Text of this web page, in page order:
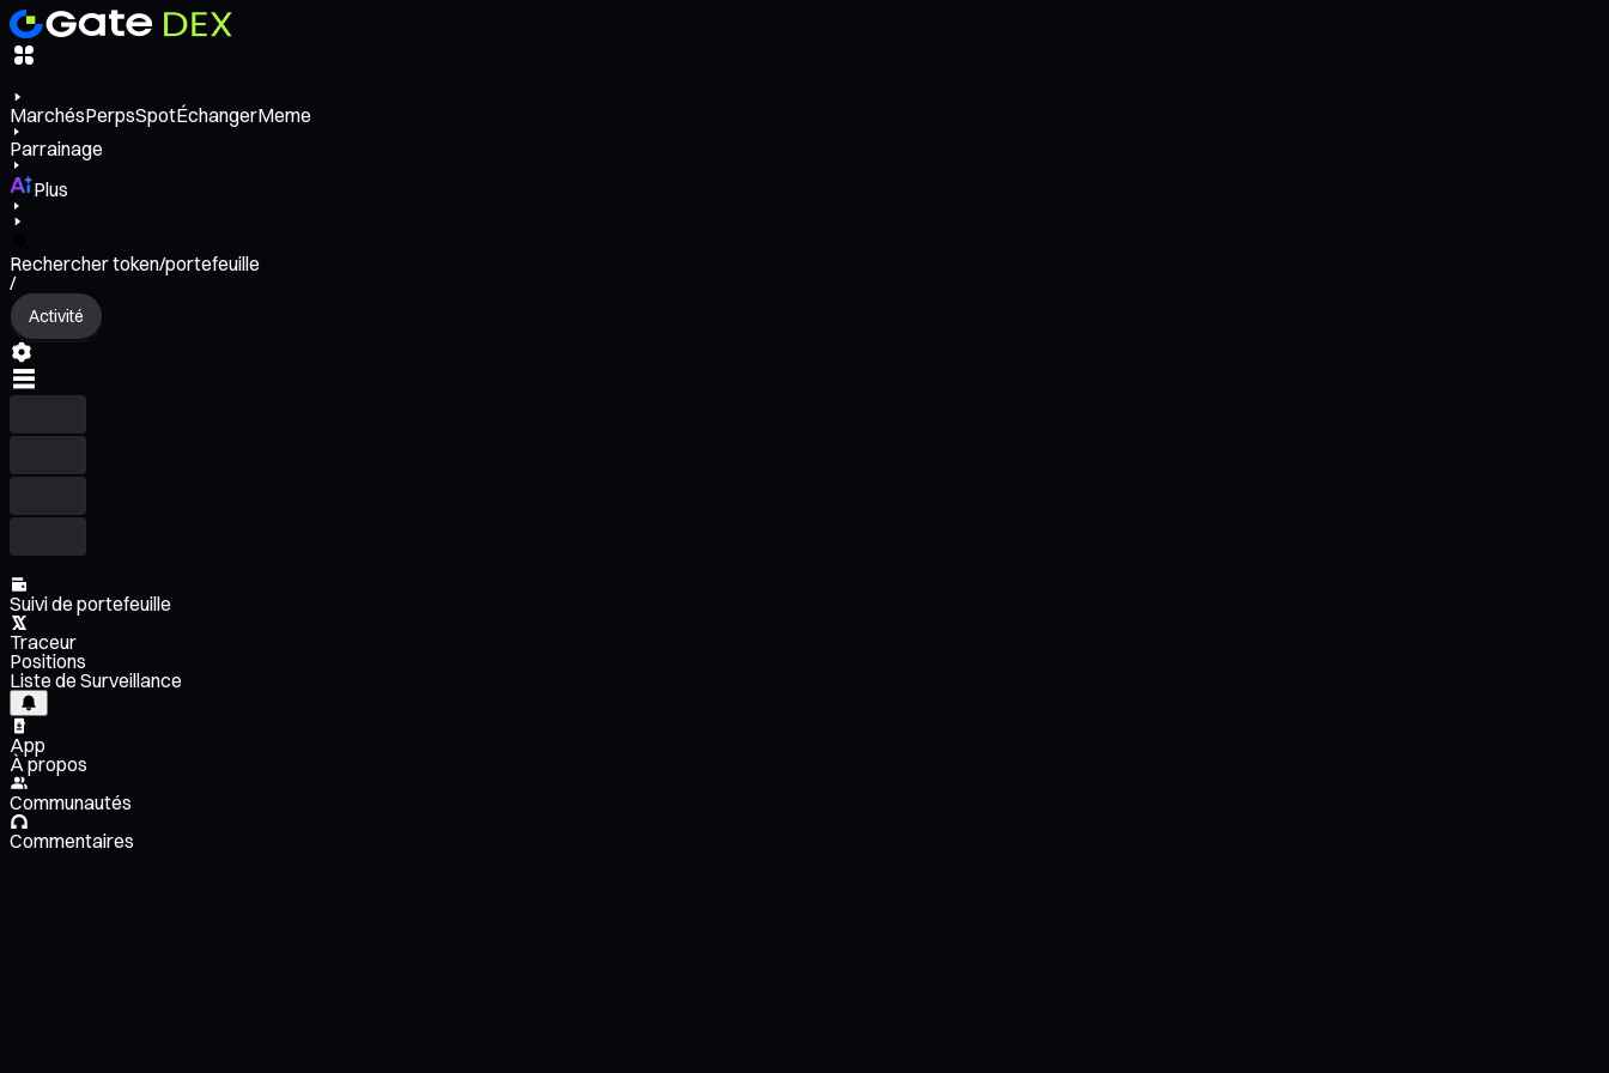
MarchésPerpsSpotÉchangerMeme
Parrainage
Plus
Rechercher token/portefeuille
/
Activité
Suivi de portefeuille
Traceur
Positions
Liste de Surveillance
App
À propos
Communautés
Commentaires